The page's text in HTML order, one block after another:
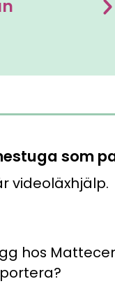
för unga.
som
videoläxhjälp.
hos